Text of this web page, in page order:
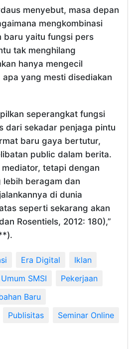
menyebut, masa depan
mengkombinasi
baru yaitu fungsi pers
tak menghilang
hanya mengecil
yang mesti disediakan
seperangkat fungsi
dari sekadar penjaga pintu
baru gaya bertutur,
public dalam berita.
tetapi dengan
lebih beragam dan
di dunia
seperti sekarang akan
Rosentiels, 2012: 180),”
Era Digital
Iklan
SMSI
Pekerjaan
Baru
Publisitas
Seminar Online